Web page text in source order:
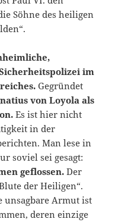
Söhne des heiligen
im
Gegründet
von Loyola als
Es ist hier nicht
in der
Man lese in
soviel sei gesagt:
geflossen.Der
der Heiligen“.
unsagbare Armut ist
deren einzige